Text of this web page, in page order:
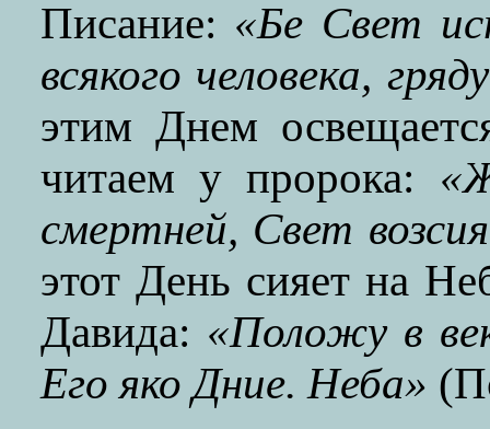
Писание: «Бе Свет
всякого человека,
этим Днем
читаем у пророка:
смертней, Свет
этот День сияет на
Давида: «Положу в
Его яко Дние. Неба»